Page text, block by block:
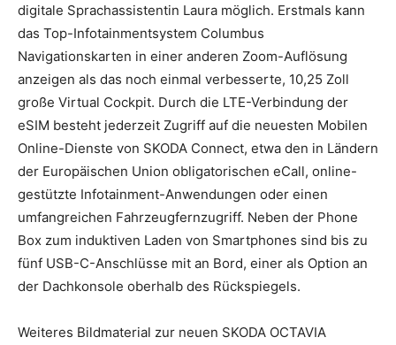
digitale Sprachassistentin Laura möglich. Erstmals kann
das Top-Infotainmentsystem Columbus
Navigationskarten in einer anderen Zoom-Auflösung
anzeigen als das noch einmal verbesserte, 10,25 Zoll
große Virtual Cockpit. Durch die LTE-Verbindung der
eSIM besteht jederzeit Zugriff auf die neuesten Mobilen
Online-Dienste von SKODA Connect, etwa den in Ländern
der Europäischen Union obligatorischen eCall, online-
gestützte Infotainment-Anwendungen oder einen
umfangreichen Fahrzeugfernzugriff. Neben der Phone
Box zum induktiven Laden von Smartphones sind bis zu
fünf USB-C-Anschlüsse mit an Bord, einer als Option an
der Dachkonsole oberhalb des Rückspiegels.
Weiteres Bildmaterial zur neuen SKODA OCTAVIA